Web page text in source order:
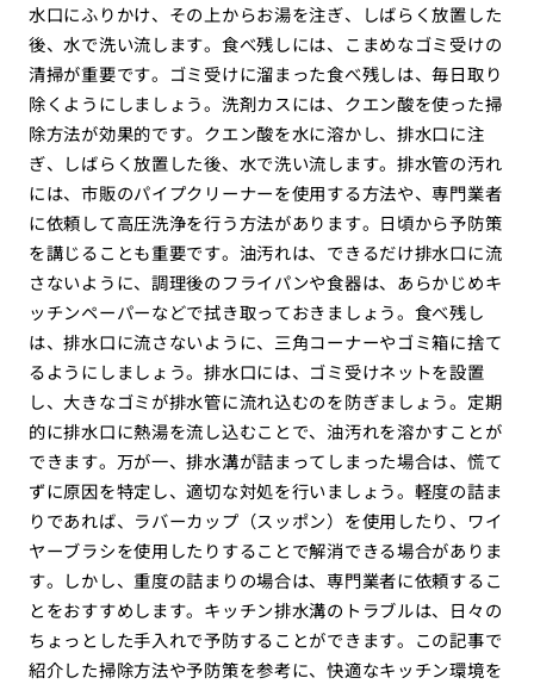
水口にふりかけ、その上からお湯を注ぎ、しばらく放置した
後、水で洗い流します。食べ残しには、こまめなゴミ受けの
清掃が重要です。ゴミ受けに溜まった食べ残しは、毎日取り
除くようにしましょう。洗剤カスには、クエン酸を使った掃
除方法が効果的です。クエン酸を水に溶かし、排水口に注
ぎ、しばらく放置した後、水で洗い流します。排水管の汚れ
には、市販のパイプクリーナーを使用する方法や、専門業者
に依頼して高圧洗浄を行う方法があります。日頃から予防策
を講じることも重要です。油汚れは、できるだけ排水口に流
さないように、調理後のフライパンや食器は、あらかじめキ
ッチンペーパーなどで拭き取っておきましょう。食べ残し
は、排水口に流さないように、三角コーナーやゴミ箱に捨て
るようにしましょう。排水口には、ゴミ受けネットを設置
し、大きなゴミが排水管に流れ込むのを防ぎましょう。定期
的に排水口に熱湯を流し込むことで、油汚れを溶かすことが
できます。万が一、排水溝が詰まってしまった場合は、慌て
ずに原因を特定し、適切な対処を行いましょう。軽度の詰ま
りであれば、ラバーカップ（スッポン）を使用したり、ワイ
ヤーブラシを使用したりすることで解消できる場合がありま
す。しかし、重度の詰まりの場合は、専門業者に依頼するこ
とをおすすめします。キッチン排水溝のトラブルは、日々の
ちょっとした手入れで予防することができます。この記事で
紹介した掃除方法や予防策を参考に、快適なキッチン環境を